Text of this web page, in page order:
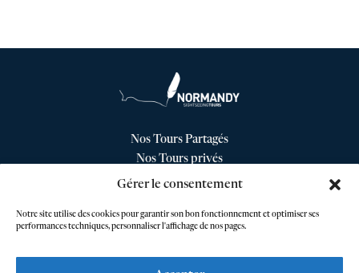
Gérer le consentement
Notre site utilise des cookies pour garantir son bon fonctionnement et optimiser ses
performances techniques, personnaliser l'affichage de nos pages.
Nos Tours Partagés
Nos Tours privés
Nos Escales
Contact